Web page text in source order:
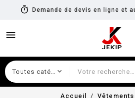
timer Demande de devis en ligne et
menu
Accueil